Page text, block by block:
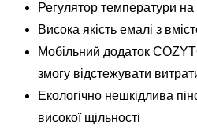
Регулятор температури на
Висока якість емалі з
Мобільний додаток
змогу відстежувати
Екологічно нешкідлива
високої щільності